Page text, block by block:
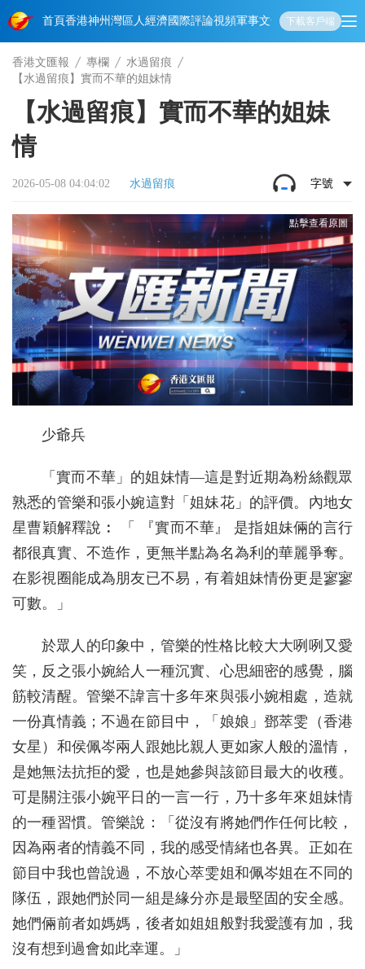
首頁香港神州 灣區人經濟國際評論視頻軍事文化 娛樂生活教育體
下載客戶端
香港文匯報 專欄
水過留痕
【水過留痕】實而不華的姐妹情
【水過留痕】實而不華的姐妹
情
2026-05-08 04:04:02 水過留痕 字號
少爺兵
「實而不華」的姐妹情—這是對近期為粉絲觀眾
熟悉的管樂和張小婉這對「姐妹花」的評價。內地女
星曹穎解釋說︰ 「 『實而不華』 是指姐妹倆的言行
都很真實、不造作，更無半點為名為利的華麗爭奪。
在影視圈能成為朋友已不易，有着姐妹情份更是寥寥
可數。」
於眾人的印象中，管樂的性格比較大大咧咧又愛
笑，反之張小婉給人一種沉實、心思細密的感覺，腦
筋較清醒。管樂不諱言十多年來與張小婉相處，造就
一份真情義；不過在節目中，「娘娘」鄧萃雯（香港
女星）和侯佩岑兩人跟她比親人更如家人般的溫情，
是她無法抗拒的愛，也是她參與該節目最大的收穫。
可是關注張小婉平日的一言一行，乃十多年來姐妹情
的一種習慣。管樂說：「從沒有將她們作任何比較，
因為兩者的情義不同，我的感受情緒也各異。正如在
節目中我也曾說過，不放心萃雯姐和佩岑姐在不同的
隊伍，跟她們於同一組是緣分亦是最堅固的安全感。
她們倆前者如媽媽，後者如姐姐般對我愛護有加，我
沒有想到過會如此幸運。」